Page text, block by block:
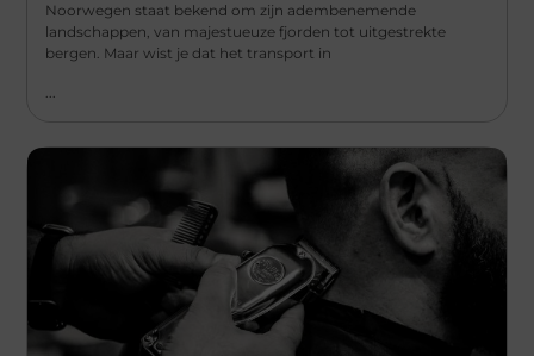
Noorwegen staat bekend om zijn adembenemende
landschappen, van majestueuze fjorden tot uitgestrekte
bergen. Maar wist je dat het transport in